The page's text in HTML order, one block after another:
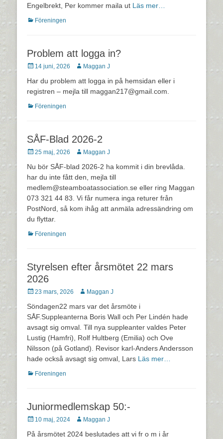
Engelbrekt, Per kommer maila ut Läs mer…
Kategorier
Föreningen
Problem att logga in?
Postades
14 juni, 2026 Författare
Maggan J
Har du problem att logga in på hemsidan eller i
registren – mejla till maggan217@gmail.com.
Kategorier
Föreningen
SÅF-Blad 2026-2
Postades
25 maj, 2026 Författare
Maggan J
Nu bör SÅF-blad 2026-2 ha kommit i din brevlåda.
har du inte fått den, mejla till
medlem@steamboatassociation.se eller ring Maggan
073 321 44 83. Vi får numera inga returer från
PostNord, så kom ihåg att anmäla adressändring om
du flyttar.
Kategorier
Föreningen
Styrelsen efter årsmötet 22 mars
2026
Postades
23 mars, 2026 Författare
Maggan J
Söndagen22 mars var det årsmöte i
SÅF.Suppleanterna Boris Wall och Per Lindén hade
avsagt sig omval. Till nya suppleanter valdes Peter
Lustig (Hamfri), Rolf Hultberg (Emilia) och Ove
Nilsson (på Gotland). Revisor karl-Anders Andersson
hade också avsagt sig omval, Lars Läs mer…
Kategorier
Föreningen
Juniormedlemskap 50:-
Postades
10 maj, 2024 Författare
Maggan J
På årsmötet 2024 beslutades att vi fr o m i år